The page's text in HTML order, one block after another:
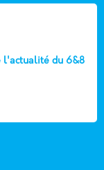
l'actualité du 6&8